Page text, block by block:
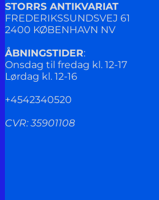
STORRS ANTIKVARIAT
FREDERIKSSUNDSVEJ 61
2400 KØBENHAVN NV
ÅBNINGSTIDER:
Onsdag til fredag kl. 12-17
Lørdag kl. 12-16
+4542340520
CVR: 35901108